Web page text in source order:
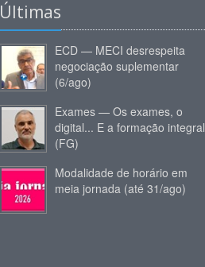
Últimas
ECD — MECI desrespeita
negociação suplementar
(6/ago)
Exames — Os exames, o
digital... E a formação integral
(FG)
Modalidade de horário em
meia jornada (até 31/ago)